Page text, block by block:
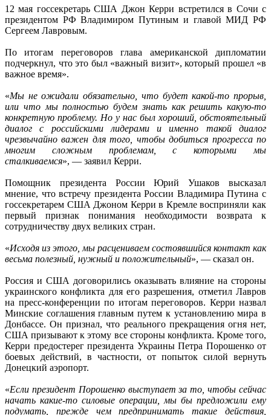
12 мая госсекретарь США Джон Керри встретился в Сочи с
президентом РФ Владимиром Путиным и главой МИД РФ
Сергеем Лавровым.
По итогам переговоров глава американской дипломатии
подчеркнул, что это был «важный визит», который прошел «в
важное время».
«Мы не ожидали обязательно, что будет какой-то прорыв,
или что мы полностью будем знать как решить какую-то
конкретную проблему. Но у нас был хороший, обстоятельный
диалог с российскими лидерами и именно такой диалог
чрезвычайно важен для того, чтобы добиться прогресса по
многим сложным проблемам, с которыми мы
сталкиваемся», — заявил Керри.
Помощник президента России Юрий Ушаков высказал
мнение, что встречу президента России Владимира Путина с
госсекретарем США Джоном Керри в Кремле восприняли как
первый признак понимания необходимости возврата к
сотрудничеству двух великих стран.
«Исходя из этого, мы расцениваем состоявшийся контакт как
весьма полезный, нужный и положительный», — сказал он.
Россия и США договорились оказывать влияние на стороны
украинского конфликта для его разрешения, отметил Лавров
на пресс-конференции по итогам переговоров. Керри назвал
Минские соглашения главным путем к установлению мира в
Донбассе. Он признал, что реального прекращения огня нет,
США призывают к этому все стороны конфликта. Кроме того,
Керри предостерег президента Украины Петра Порошенко от
боевых действий, в частности, от попыток силой вернуть
Донецкий аэропорт.
«Если президент Порошенко выступает за то, чтобы сейчас
начать какие-то силовые операции, мы бы предложили ему
подумать, прежде чем предпринимать такие действия,